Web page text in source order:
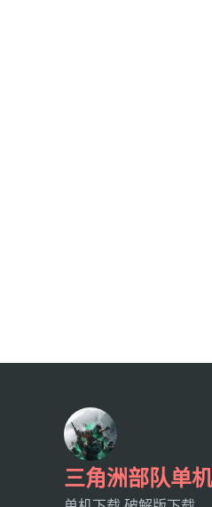
三角洲部队单